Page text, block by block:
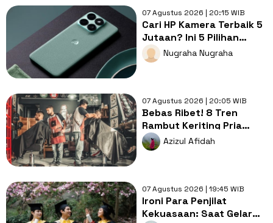
07 Agustus 2026 | 20:15 WIB
Cari HP Kamera Terbaik 5
Jutaan? Ini 5 Pilihan
dengan Foto Paling Tajam
Nugraha Nugraha
07 Agustus 2026 | 20:05 WIB
Bebas Ribet! 8 Tren
Rambut Keriting Pria
untuk Wajah Kotak yang
Gampang Ditata
Azizul Afidah
07 Agustus 2026 | 19:45 WIB
Ironi Para Penjilat
Kekuasaan: Saat Gelar